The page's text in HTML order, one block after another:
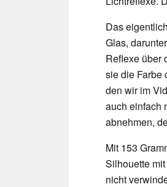
Das
Glas,
Reflexe über
sie die Farbe
den wir im
auch einfach
abnehmen,
Mit 153
Silhouette
nicht